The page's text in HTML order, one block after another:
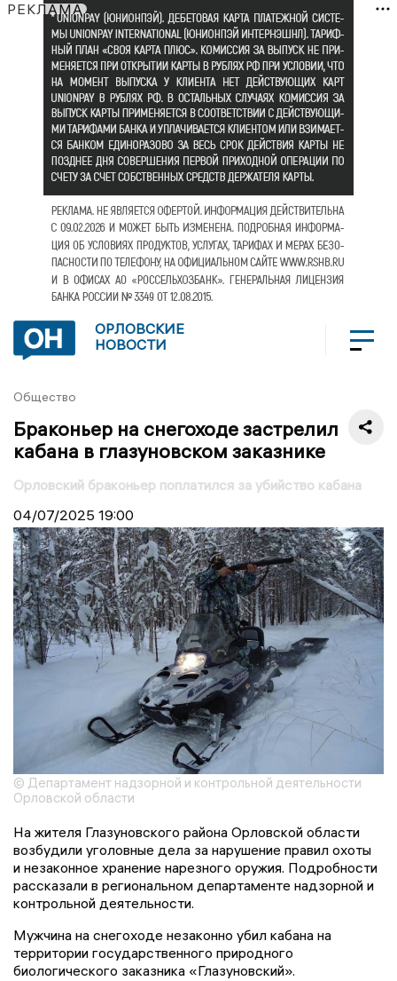
РЕКЛАМА
ОРЛОВСКИЕ
НОВОСТИ
Общество
Браконьер на снегоходе застрелил
кабана в глазуновском заказнике
Орловский браконьер поплатился за убийство кабана
04/07/2025 19:00
© Департамент надзорной и контрольной деятельности
Орловской области
На жителя Глазуновского района Орловской области
возбудили уголовные дела за нарушение правил охоты
и незаконное хранение нарезного оружия. Подробности
рассказали в региональном департаменте надзорной и
контрольной деятельности.
Мужчина на снегоходе незаконно убил кабана на
территории государственного природного
биологического заказника «Глазуновский».